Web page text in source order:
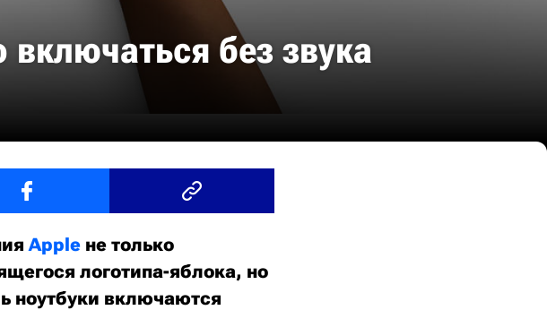
без звука
Apple не только
логотипа-яблока, но
ноутбуки включаются